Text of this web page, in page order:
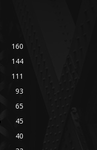
160
144
111
93
65
45
40